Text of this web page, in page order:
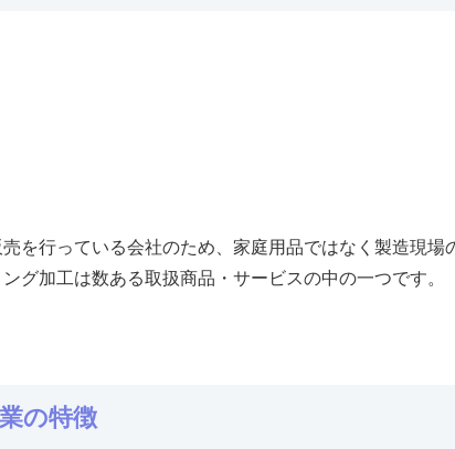
を行っている会社のため、家庭用品ではなく製造現場
グ加工は数ある取扱商品・サービスの中の一つです。
の特徴